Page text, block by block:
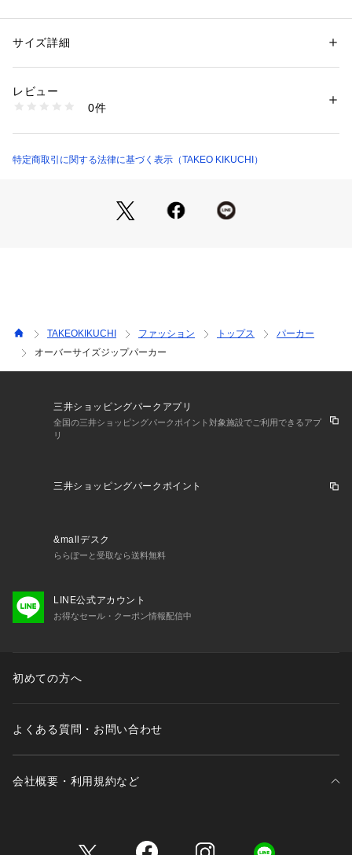
す。
存在感のある「スーパールーズシルエット」で仕上げたジップ
アップパーカー。
デザインを邪魔しないミニマルなシームポケット、胸元にあし
までこだわりを詰め込みました。
袖口のリブにはサムホール（親指を通す穴）を設け、ボリュー
・ポケット数：横×2
【推奨サイズ】
03サイズ（L）：170～180cm
※標準体型を基にした目安になります。
に、アソビ心とストリートの自由な発想を取り入れ、日本独自
【気になる商品はお気に入り登録をおススメ】
▼商品のお気に入り登録
▼ブランドのお気に入り登録
新商品や再入荷など、いち早くブランドの情報を受け取ること
※照明の関係により、実際よりも色味が違って見える場合があ
性別：メンズ
素材：ポリエステル54％ レーヨン44％ ポリウレタン2％
商品番号：
170-35601 （ショップ）
サイズ詳細
レビュー
0件
特定商取引に関する法律に基づく表示（TAKEO KIKUCHI）
TAKEOKIKUCHI ファッション トップス
パーカー
オーバーサイズジップパーカー
三井ショッピングパークアプリ
全国の三井ショッピングパークポイント対象施設でご利用できるアプ
リ
三井ショッピングパークポイント
&mallデスク
ららぽーと受取なら送料無料
LINE公式アカウント
お得なセール・クーポン情報配信中
初めての方へ
よくある質問・お問い合わせ
会社概要・利用規約など